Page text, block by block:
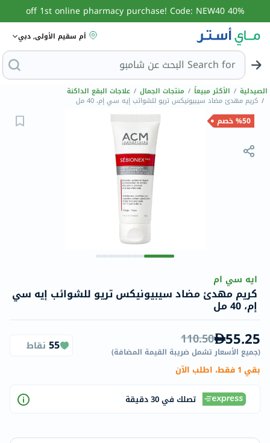
40% off 1st online pharmacy purchase! Code: NEW40
أم سقيم الأولى, دبي
Search for ا
الصيدلية / الأكثر مبيعاً / منتجات الجمال / علاجات البقع الداكنة
/ كريم مهدئ مضاد سيبيونيكس تريو للشوائب إيه سي إم، 40 مل
%50 خصم
ايه سي ام
كريم مهدئ مضاد سيبيونيكس تريو للشوائب إيه سي
إم، 40 مل
55.25
110.50
(جميع الأسعار تشمل ضريبة القيمة المضافة)
55 نقاط
بقي 1 فقط، اطلب الآن
تصلك في 30 دقيقة